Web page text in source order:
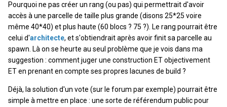
Pourquoi ne pas créer un rang (ou pas) qui permettrait d'avoir
accès à une parcelle de taille plus grande (disons 25*25 voire
même 40*40) et plus haute (60 blocs ? 75 ?). Le rang pourrait être
celui d'architecte, et s'obtiendrait après avoir finit sa parcelle au
spawn. Là on se heurte au seul problème que je vois dans ma
suggestion : comment juger une construction ET objectivement
ET en prenant en compte ses propres lacunes de build ?
Déjà, la solution d'un vote (sur le forum par exemple) pourrait être
simple à mettre en place : une sorte de référendum public pour